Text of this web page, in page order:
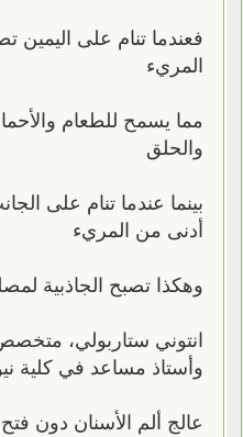
فعندما تنام على اليمين
المريء
مما يسمح للطعام
والحلق
بينما عندما تنام على
أدنى من المريء
وهكذا تصبح الجاذبية
انتوني ستاربولي،
وأستاذ مساعد في كلية
عالج ألم الأسنان دون